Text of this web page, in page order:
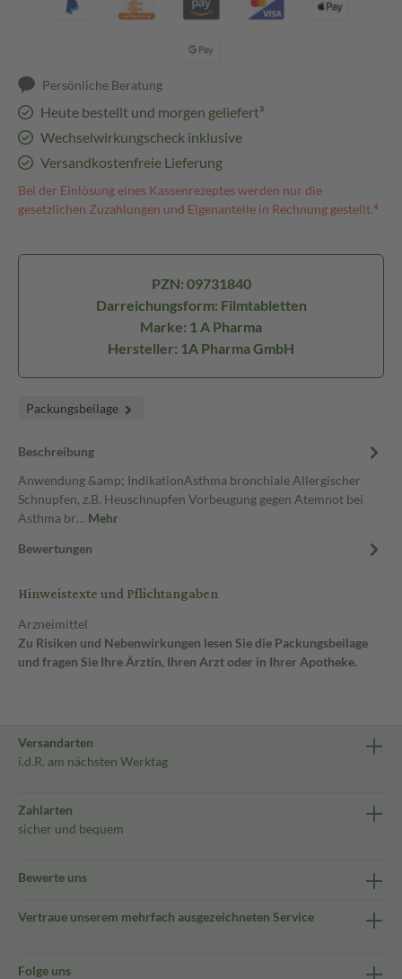
Persönliche Beratung
Heute bestellt und morgen geliefert³
Wechselwirkungscheck inklusive
Versandkostenfreie Lieferung
Bei der Einlösung eines Kassenrezeptes werden nur die
gesetzlichen Zuzahlungen und Eigenanteile in Rechnung gestellt.⁴
PZN: 09731840
Darreichungsform: Filmtabletten
Marke: 1 A Pharma
Hersteller: 1A Pharma GmbH
Packungsbeilage
Beschreibung
Anwendung &amp; IndikationAsthma bronchiale Allergischer
Schnupfen, z.B. Heuschnupfen Vorbeugung gegen Atemnot bei
Asthma br… Mehr
Bewertungen
Hinweistexte und Pflichtangaben
Arzneimittel
Zu Risiken und Nebenwirkungen lesen Sie die Packungsbeilage
und fragen Sie Ihre Ärztin, Ihren Arzt oder in Ihrer Apotheke.
Versandarten
i.d.R. am nächsten Werktag
Zahlarten
sicher und bequem
Bewerte uns
Vertraue unserem mehrfach ausgezeichneten Service
Folge uns